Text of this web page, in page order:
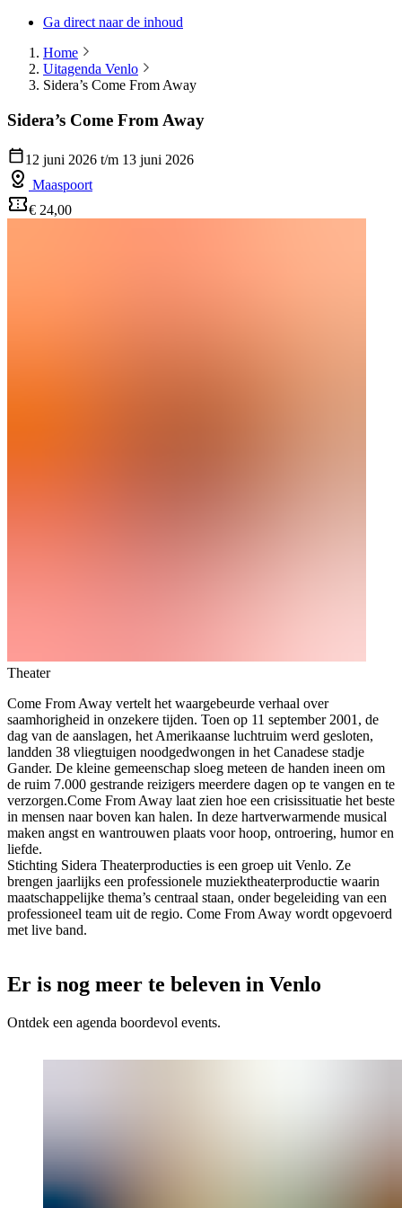
Ga direct naar de inhoud
Home
Uitagenda Venlo
Sidera’s Come From Away
Sidera’s Come From Away
12 juni 2026 t/m 13 juni 2026
Maaspoort
€ 24,00
Theater
Come From Away vertelt het waargebeurde verhaal over
saamhorigheid in onzekere tijden. Toen op 11 september 2001, de
dag van de aanslagen, het Amerikaanse luchtruim werd gesloten,
landden 38 vliegtuigen noodgedwongen in het Canadese stadje
Gander. De kleine gemeenschap sloeg meteen de handen ineen om
de ruim 7.000 gestrande reizigers meerdere dagen op te vangen en te
verzorgen.Come From Away laat zien hoe een crisissituatie het beste
in mensen naar boven kan halen. In deze hartverwarmende musical
maken angst en wantrouwen plaats voor hoop, ontroering, humor en
liefde.
Stichting Sidera Theaterproducties is een groep uit Venlo. Ze
brengen jaarlijks een professionele muziektheaterproductie waarin
maatschappelijke thema’s centraal staan, onder begeleiding van een
professioneel team uit de regio. Come From Away wordt opgevoerd
met live band.
Er is nog meer te beleven in Venlo
Ontdek een agenda boordevol events.